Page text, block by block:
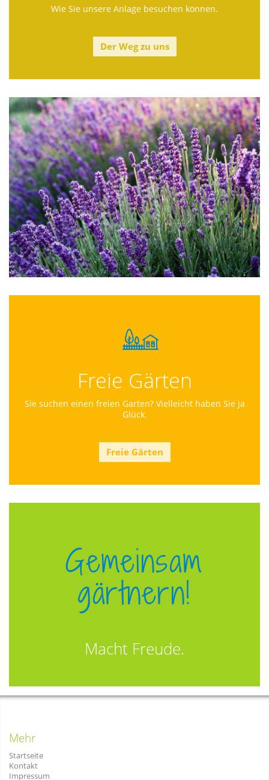
Wie Sie unsere Anlage besuchen können.
Der Weg zu uns
Freie Gärten
Sie suchen einen freien Garten? Vielleicht haben Sie ja
Glück.
Freie Gärten
Gemeinsam
gärtnern!
Macht Freude.
Mehr
Startseite
Kontakt
Impressum